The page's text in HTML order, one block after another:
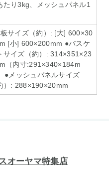
たり3kg、メッシュパネル1
サイズ（約）: [大] 600×30
[小] 600×200mm ●バスケ
サイズ（約）: 314×351×23
（内寸:291×340×184m
●メッシュパネルサイズ
）: 288×190×20mm
オーヤマ特集店